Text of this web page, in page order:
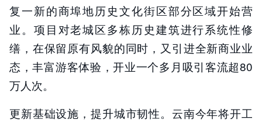
复一新的商埠地历史文化街区部分区域开始营
业。项目对老城区多栋历史建筑进行系统性修
缮，在保留原有风貌的同时，又引进全新商业业
态，丰富游客体验，开业一个多月吸引客流超80
万人次。
更新基础设施，提升城市韧性。云南今年将开工